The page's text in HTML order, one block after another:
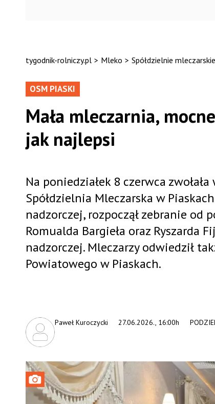
tygodnik-rolniczy.pl > Mleko > Spółdzielnie mleczarskie
OSM PIASKI
Mała mleczarnia,
jak najlepsi
27.06.2026., 16:00h
Paweł Kuroczycki
Na poniedziałek 8 czerwca
Spółdzielnia Mleczarska w
nadzorczej, rozpoczął zebranie od
Romualda Bargieła oraz Ryszarda
nadzorczej. Mleczarzy odwiedził
Powiatowego w Piaskach.